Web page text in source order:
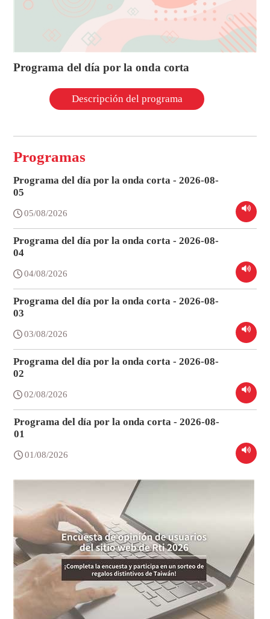
Programa del día por la onda corta
Descripción del programa
Programas
Programa del día por la onda corta - 2026-08-
05
05/08/2026
Programa del día por la onda corta - 2026-08-
04
04/08/2026
Programa del día por la onda corta - 2026-08-
03
03/08/2026
Programa del día por la onda corta - 2026-08-
02
02/08/2026
Programa del día por la onda corta - 2026-08-
01
01/08/2026